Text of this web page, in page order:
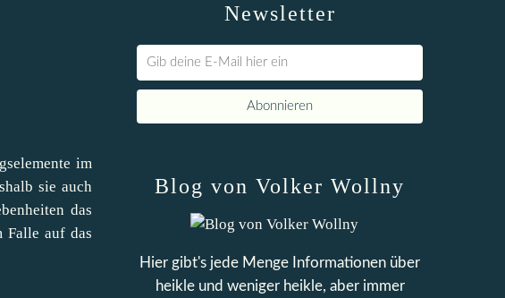
im
sie auch
das
Falle auf das
Newsletter
Blog von Volker Wollny
Hier gibt's jede Menge Informationen über
heikle und weniger heikle, aber immer